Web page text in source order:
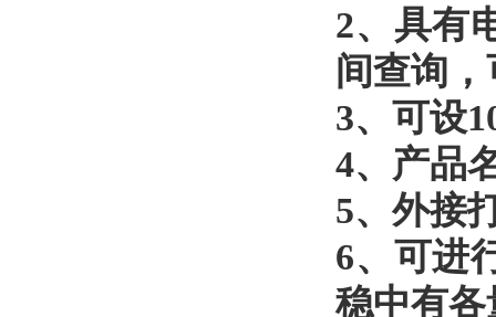
2、具有
间查询
3、可设
4、产品
5、外接
6、可进
稳中有